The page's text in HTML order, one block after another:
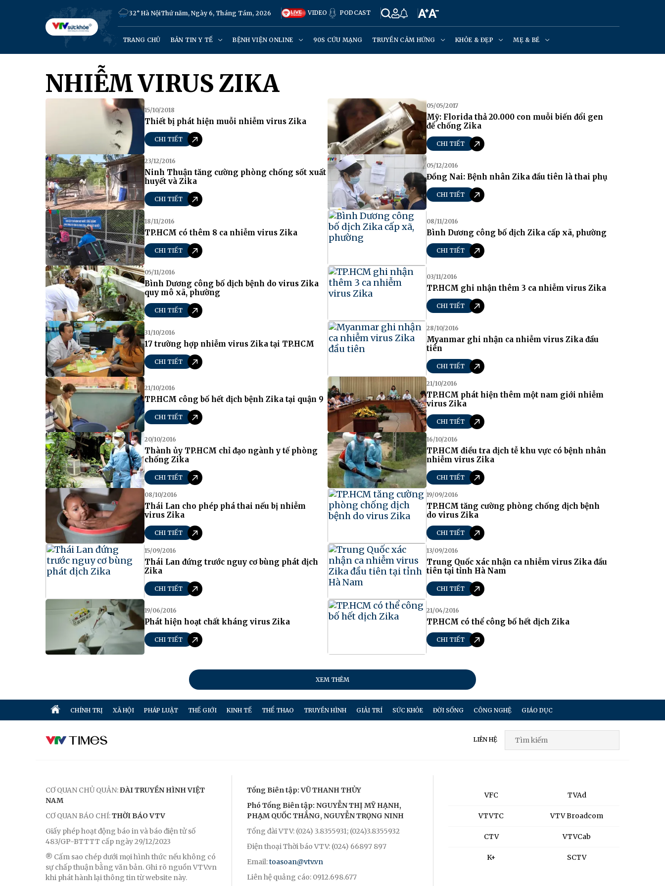
32° Hà NộiThứ năm, Ngày 6, Tháng Tám, 2026 VIDEO PODCAST
TRANG CHỦ BẢN TIN Y TẾ BỆNH VIỆN ONLINE 90S CỨU MẠNG TRUYỀN CẢM HỨNG KHỎE & ĐẸP MẸ & BÉ
NHIỄM VIRUS ZIKA
15/10/2018
Thiết bị phát hiện muỗi nhiễm virus Zika
CHI TIẾT
05/05/2017
Mỹ: Florida thả 20.000 con muỗi biến đổi gen
để chống Zika
CHI TIẾT
23/12/2016
Ninh Thuận tăng cường phòng chống sốt xuất
huyết và Zika
CHI TIẾT
05/12/2016
Đồng Nai: Bệnh nhân Zika đầu tiên là thai phụ
CHI TIẾT
18/11/2016
TP.HCM có thêm 8 ca nhiễm virus Zika
CHI TIẾT
08/11/2016
Bình Dương công bố dịch Zika cấp xã, phường
CHI TIẾT
05/11/2016
Bình Dương công bố dịch bệnh do virus Zika
quy mô xã, phường
CHI TIẾT
03/11/2016
TP.HCM ghi nhận thêm 3 ca nhiễm virus Zika
CHI TIẾT
31/10/2016
17 trường hợp nhiễm virus Zika tại TP.HCM
CHI TIẾT
28/10/2016
Myanmar ghi nhận ca nhiễm virus Zika đầu
tiên
CHI TIẾT
21/10/2016
TP.HCM công bố hết dịch bệnh Zika tại quận 9
CHI TIẾT
21/10/2016
TP.HCM phát hiện thêm một nam giới nhiễm
virus Zika
CHI TIẾT
20/10/2016
Thành ủy TP.HCM chỉ đạo ngành y tế phòng
chống Zika
CHI TIẾT
16/10/2016
TP.HCM điều tra dịch tễ khu vực có bệnh nhân
nhiễm virus Zika
CHI TIẾT
08/10/2016
Thái Lan cho phép phá thai nếu bị nhiễm
virus Zika
CHI TIẾT
19/09/2016
TP.HCM tăng cường phòng chống dịch bệnh
do virus Zika
CHI TIẾT
15/09/2016
Thái Lan đứng trước nguy cơ bùng phát dịch
Zika
CHI TIẾT
13/09/2016
Trung Quốc xác nhận ca nhiễm virus Zika đầu
tiên tại tỉnh Hà Nam
CHI TIẾT
19/06/2016
Phát hiện hoạt chất kháng virus Zika
CHI TIẾT
21/04/2016
TP.HCM có thể công bố hết dịch Zika
CHI TIẾT
XEM THÊM
CHÍNH TRỊ XÃ HỘI PHÁP LUẬT THẾ GIỚI KINH TẾ THỂ THAO TRUYỀN HÌNH GIẢI TRÍ SỨC KHỎE ĐỜI SỐNG CÔNG NGHỆ GIÁO DỤC
LIÊN HỆ
CƠ QUAN CHỦ QUẢN:ĐÀI TRUYỀN HÌNH VIỆT
NAM
CƠ QUAN BÁO CHÍ:THỜI BÁO VTV
Giấy phép hoạt động báo in và báo điện tử số
483/GP-BTTTT cấp ngày 29/12/2023
® Cấm sao chép dưới mọi hình thức nếu không có
sự chấp thuận bằng văn bản. Ghi rõ nguồn VTV.vn
khi phát hành lại thông tin từ website này.
Tổng Biên tập: VŨ THANH THỦY
Phó Tổng Biên tập: NGUYỄN THỊ MỸ HẠNH,
PHẠM QUỐC THẮNG, NGUYỄN TRỌNG NINH
Tổng đài VTV: (024) 3.8355931; (024)3.8355932
Điện thoại Thời báo VTV: (024) 66897 897
Email:toasoan@vtv.vn
Liên hệ quảng cáo: 0912.698.677
VFC
VTVTC
CTV
K+
TVAd
VTV Broadcom
VTVCab
SCTV